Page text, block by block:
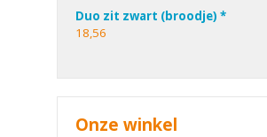
Duo zit zwart (broodje) *
18,56
Onze winkel